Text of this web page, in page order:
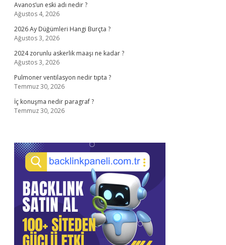
Avanos’un eski adı nedir ?
Ağustos 4, 2026
2026 Ay Düğümleri Hangi Burçta ?
Ağustos 3, 2026
2024 zorunlu askerlik maaşı ne kadar ?
Ağustos 3, 2026
Pulmoner ventilasyon nedir tıpta ?
Temmuz 30, 2026
İç konuşma nedir paragraf ?
Temmuz 30, 2026